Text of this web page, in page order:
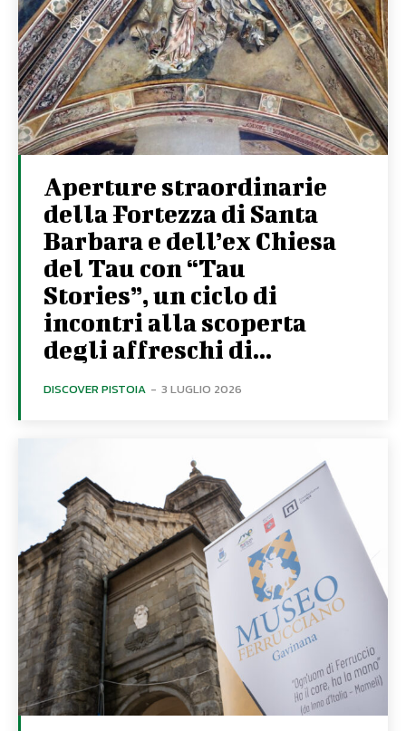
Aperture straordinarie
della Fortezza di Santa
Barbara e dell’ex Chiesa
del Tau con “Tau
Stories”, un ciclo di
incontri alla scoperta
degli affreschi di...
DISCOVER PISTOIA - 3 LUGLIO 2026